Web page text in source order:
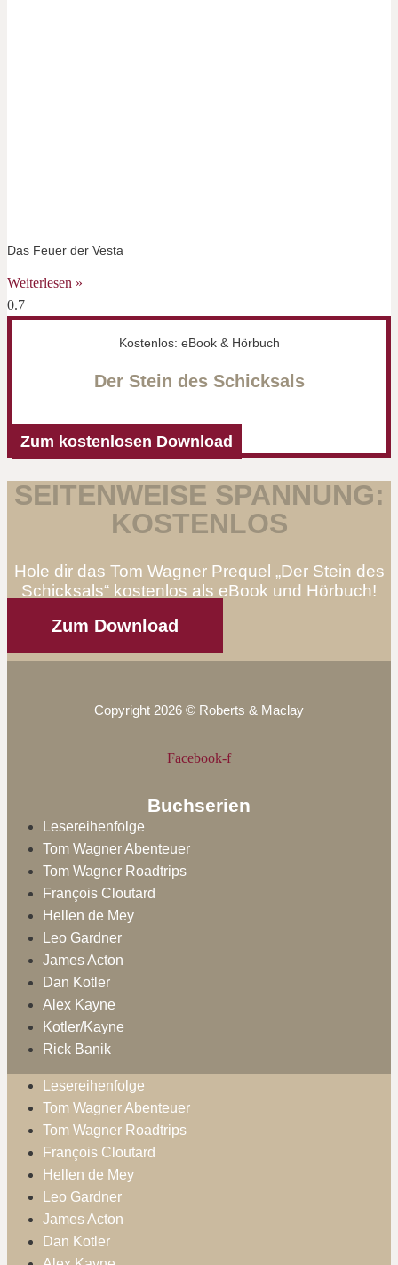
Das Feuer der Vesta
Weiterlesen »
Kostenlos: eBook & Hörbuch
Der Stein des Schicksals
Zum kostenlosen Download
SEITENWEISE SPANNUNG:
KOSTENLOS
Hole dir das Tom Wagner Prequel „Der Stein des
Schicksals“ kostenlos als eBook und Hörbuch!
Zum Download
Copyright 2026 © Roberts & Maclay
Facebook-f
Buchserien
Lesereihenfolge
Tom Wagner Abenteuer
Tom Wagner Roadtrips
François Cloutard
Hellen de Mey
Leo Gardner
James Acton
Dan Kotler
Alex Kayne
Kotler/Kayne
Rick Banik
Lesereihenfolge
Tom Wagner Abenteuer
Tom Wagner Roadtrips
François Cloutard
Hellen de Mey
Leo Gardner
James Acton
Dan Kotler